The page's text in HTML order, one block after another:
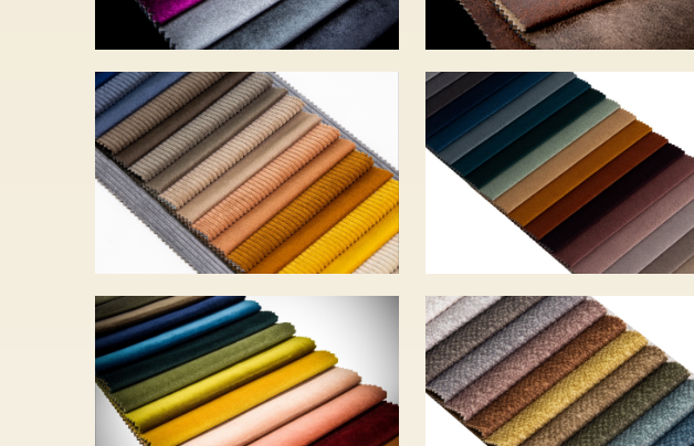
MODOO – 22 szín
– 3 990 Ft
ONTARIO – 16
szín – 6 800 Ft
PERLA – 20 szín –
6 300 Ft
SALVADOR – 19
szín – 6 950 Ft